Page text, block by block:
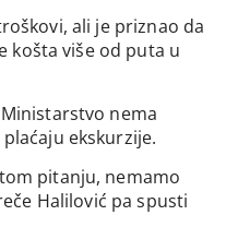
ali je priznao da
košta više od puta u
nema
ekskurzije.
pitanju, nemamo
Halilović pa spusti